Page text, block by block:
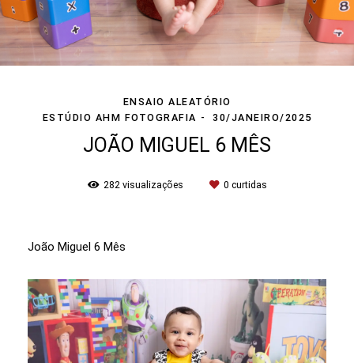
ENSAIO ALEATÓRIO
ESTÚDIO AHM FOTOGRAFIA
30/JANEIRO/2025
JOÃO MIGUEL 6 MÊS
282 visualizações 0 curtidas
João Miguel 6 Mês